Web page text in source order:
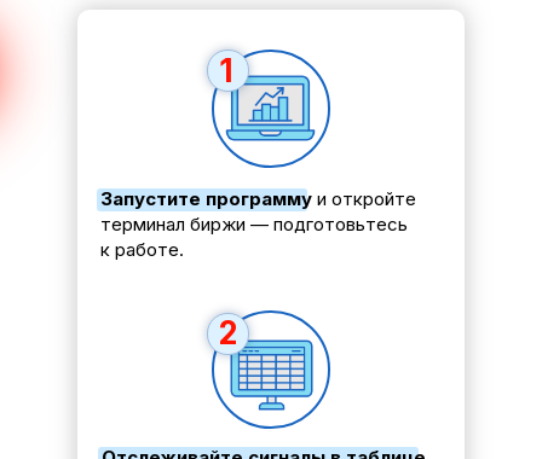
Запустите программу и откройте
терминал биржи — подготовьтесь
к работе.
2
1